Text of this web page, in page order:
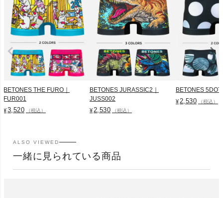
BETONES THE FURO｜
FUR001
¥3,520 （税込）
BETONES JURASSIC2｜
JUSS002
¥ 2,530 （税込）
BETONES
¥ 2,530 （税込）
ALSO VIEWED
一緒に見られている商品